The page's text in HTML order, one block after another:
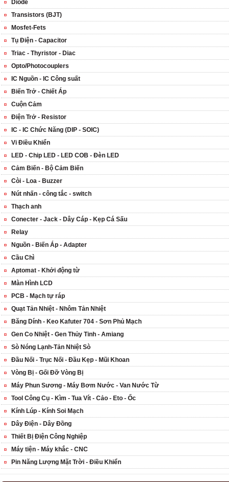
Diode
Transistors (BJT)
Mosfet-Fets
Tụ Điện - Capacitor
Triac - Thyristor - Diac
Opto/Photocouplers
IC Nguồn - IC Công suất
Biến Trở - Chiết Áp
Cuộn Cảm
Điện Trở - Resistor
IC - IC Chức Năng (DIP - SOIC)
Vi Điều Khiển
LED - Chip LED - LED COB - Đèn LED
Cảm Biến - Bộ Cảm Biến
Còi - Loa - Buzzer
Nút nhấn - công tắc - switch
Thạch anh
Conecter - Jack - Dây Cáp - Kẹp Cá Sấu
Relay
Nguồn - Biến Áp - Adapter
Cầu Chì
Aptomat - Khởi động từ
Màn Hình LCD
PCB - Mạch tự ráp
Quạt Tản Nhiệt - Nhôm Tản Nhiệt
Băng Dính - Keo Kafuter 704 - Sơn Phủ Mạch
Gen Co Nhiệt - Gen Thủy Tinh - Amiang
Sò Nóng Lạnh-Tản Nhiệt Sò
Đầu Nối - Trục Nối - Đầu Kẹp - Mũi Khoan
Vòng Bị - Gối Đỡ Vòng Bị
Máy Phun Sương - Máy Bơm Nước - Van Nước Từ
Tool Công Cụ - Kìm - Tua Vít - Cảo - Eto - Ốc
Kính Lúp - Kính Soi Mạch
Dây Điện - Dây Đồng
Thiết Bị Điện Công Nghiệp
Máy tiện - Máy khắc - CNC
Pin Năng Lượng Mặt Trời - Điều Khiển